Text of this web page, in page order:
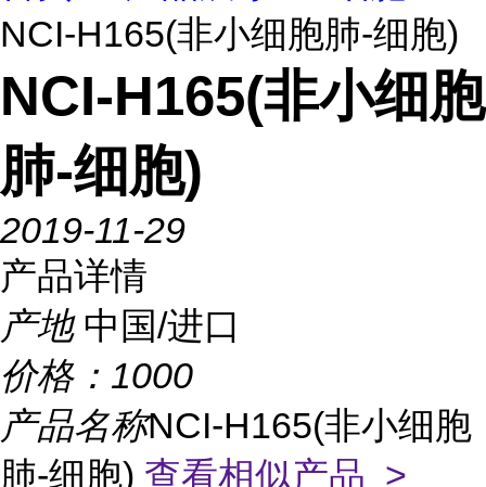
NCI-H165(非小细胞肺-细胞)
NCI-H165(非小细胞
肺-细胞)
2019-11-29
产品详情
产地 中国/进口
价格： 1000
产品名称NCI-H165(非小细胞
肺-细胞) 查看相似产品 >